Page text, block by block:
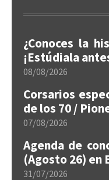
¿Conoces la
¡Estúdiala
08/08/2026
Corsarios
de los 70 /
07/08/2026
Agenda de
(Agosto 26) en
31/07/2026